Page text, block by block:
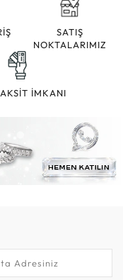
SATIŞ
NOKTALARIMIZ
İMKANI